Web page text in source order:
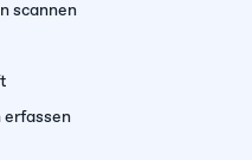
scannen
erfassen